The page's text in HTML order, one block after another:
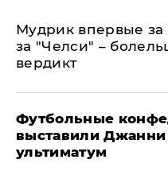
Мудрик впервые за
за "Челси" –
вердикт
Футбольные
выставили
ультиматум